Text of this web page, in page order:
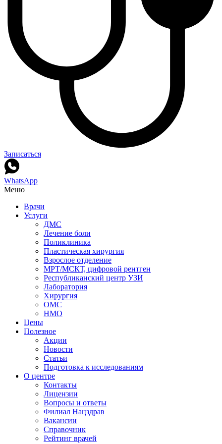
рентген. Хочу сказать, что очень благодарна ей за назначенное
мне лечение. За эти 2-3 дня моё состояние очень изменилось.
Мне хорошо и назначенные внутривенные уколы и
капельницы привели к выздоровлению. Хочу также
отозваться о медсестре Тирене, а также медсестрах, которые
ставили мне капельницы Салимат Кайтмазовне, Марьям,
Айшат и другим. Спасибо, мои дорогие.
Записаться
WhatsApp
Меню
Врачи
Услуги
ДМС
Лечение боли
Поликлиника
Пластическая хирургия
Взрослое отделение
МРТ/МСКТ, цифровой рентген
Республиканский центр УЗИ
Лаборатория
Хирургия
ОМС
НМО
Цены
Полезное
Акции
Новости
Статьи
Подготовка к исследованиям
О центре
Контакты
Лицензии
Вопросы и ответы
Филиал Нацздрав
Вакансии
Справочник
Рейтинг врачей